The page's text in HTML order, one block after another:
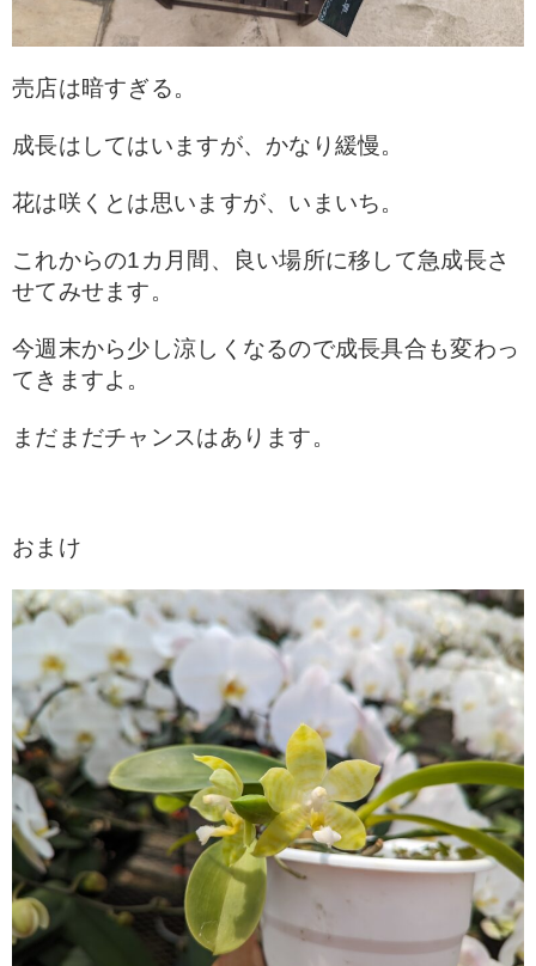
売店は暗すぎる。
成長はしてはいますが、かなり緩慢。
花は咲くとは思いますが、いまいち。
これからの1カ月間、良い場所に移して急成長さ
せてみせます。
今週末から少し涼しくなるので成長具合も変わっ
てきますよ。
まだまだチャンスはあります。
おまけ